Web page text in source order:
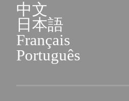
中文
日本語
Français
Português